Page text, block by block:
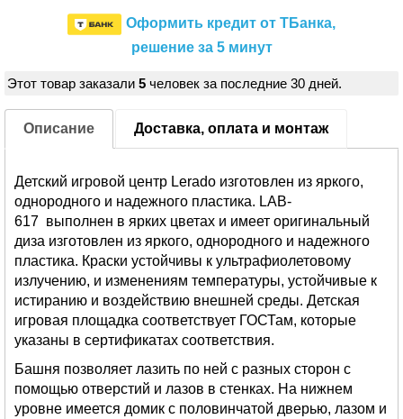
Оформить кредит от ТБанка,
решение за 5 минут
Этот товар заказали 5 человек за последние 30 дней.
Описание Доставка, оплата и монтаж
Детский игровой центр Lerado изготовлен из яркого,
однородного и надежного пластика. LAB-
617 выполнен в ярких цветах и имеет оригинальный
диза изготовлен из яркого, однородного и надежного
пластика. Краски устойчивы к ультрафиолетовому
излучению, и изменениям температуры, устойчивые к
истиранию и воздействию внешней среды. Детская
игровая площадка соответствует ГОСТам, которые
указаны в сертификатах соответствия.
Башня позволяет лазить по ней с разных сторон с
помощью отверстий и лазов в стенках. На нижнем
уровне имеется домик с половинчатой дверью, лазом и